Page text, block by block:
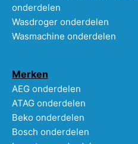
onderdelen
Wasdroger onderdelen
Wasmachine onderdelen
Merken
AEG onderdelen
ATAG onderdelen
Beko onderdelen
Bosch onderdelen